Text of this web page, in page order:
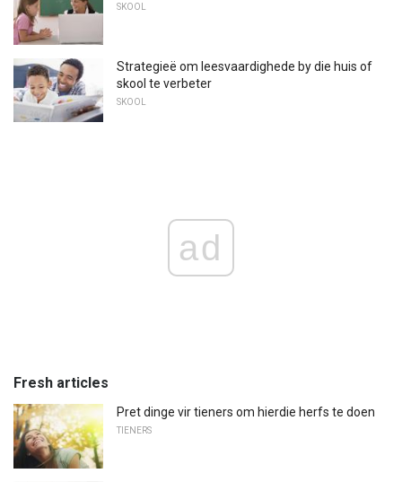
SKOOL
Strategieë om leesvaardighede by die huis of
skool te verbeter
SKOOL
ad
Fresh articles
Pret dinge vir tieners om hierdie herfs te doen
TIENERS